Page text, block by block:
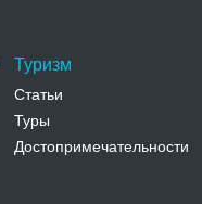
Туризм
Статьи
Туры
Достопримечательности